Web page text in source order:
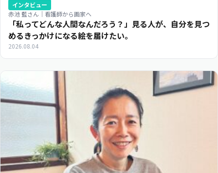
インタビュー
赤池 藍さん｜看護師から画家へ
「私ってどんな人間なんだろう？」見る人が、自分を見つ
めるきっかけになる絵を届けたい。
2026.08.04